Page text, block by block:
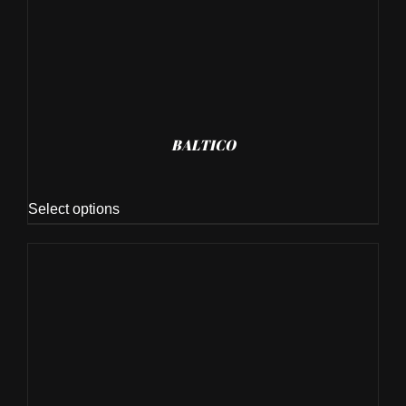
BALTICO
Select options